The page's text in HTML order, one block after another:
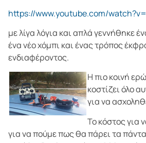
https://www.youtube.com/
με λίγα λόγια και απλά γεννήθηκε
ένα νέο χόμπι και ένας τρόπος
ενδιαφέροντος.
Η πιο κοινή
κοστίζει όλο
για να
Το κόστος για
για να πούμε πως θα πάρει τα